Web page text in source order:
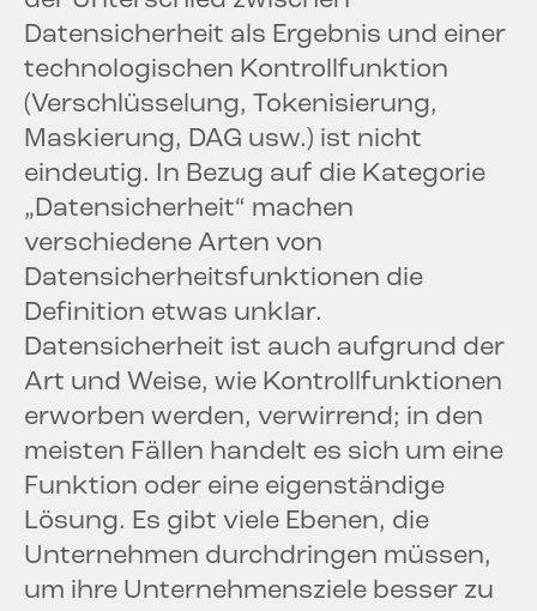
Datensicherheit als Ergebnis und einer
technologischen Kontrollfunktion
(Verschlüsselung, Tokenisierung,
Maskierung, DAG usw.) ist nicht
eindeutig. In Bezug auf die Kategorie
„Datensicherheit“ machen
verschiedene Arten von
Datensicherheitsfunktionen die
Definition etwas unklar.
Datensicherheit ist auch aufgrund der
Art und Weise, wie Kontrollfunktionen
erworben werden, verwirrend; in den
meisten Fällen handelt es sich um eine
Funktion oder eine eigenständige
Lösung. Es gibt viele Ebenen, die
Unternehmen durchdringen müssen,
um ihre Unternehmensziele besser zu